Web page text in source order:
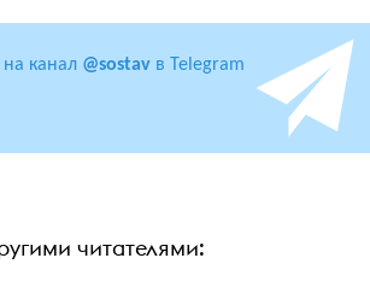
канал @sostav в Telegram
читателями: